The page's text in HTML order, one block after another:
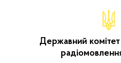
Державний комітет